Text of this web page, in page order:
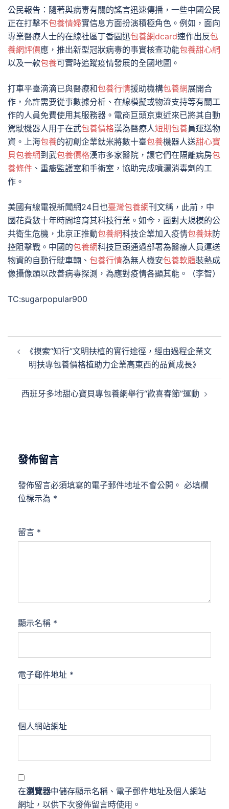
公民報告：隨著與病毒有關的謠言迅速傳播，一些中國公民
正在打擊不包養情婦實信息方面扮演積極角色。例如，面向
專業醫療人士的在線社區丁香園迅包養網dcard速作出反包
養網評價應，推出新型冠狀病毒的事實核查功能包養甜心網
以及一款包養可實時追蹤疫情發展的全國地圖。
打車平臺滴滴已與醫療和包養行情援助機構包養網展開合
作，允許需要從事數據分析、在線模擬或物流支持等有關工
作的人員免費使用其服務器。電商巨頭京東近來已將其自動
駕駛機器人用于在武包養價格漢為醫療人短期包養員運送物
資。上海包養的初創企業鈦米將數十臺包養機器人送甜心寶
貝包養網到武包養價格漢市多家醫院，讓它們在隔離病房包
養條件 、重癥監護室和手術室，協助完成噴灑消毒劑的工
作。
美國有線電視新聞網24日也臺灣包養網刊文稱，此前，中
國花費數十年時間培育其科技行業。如今，面對大規模的公
共衛生危機，北京正推動包養網科技企業加入疫情包養妹防
控阻擊戰。中國的包養網科技巨頭通過部署為醫療人員運送
物資的自動行駛車輛、 包養行情為無人機安包養軟體裝熱成
像攝像頭以改善病毒探測，為應對疫情各顯其能。（李智）
TC:sugarpopular900
章
《摸索“知行”文明扶植的實行途徑，經由過程企業文
明扶專包養價格植助力企業高東西的品質成長》
西班牙多地甜心寶貝專包養網舉行“歡喜春節”運動
發佈留言
發佈留言必須填寫的電子郵件地址不會公開。 必填欄
位標示為 *
留言 *
顯示名稱 *
電子郵件地址 *
個人網站網址
在瀏覽器中儲存顯示名稱、電子郵件地址及個人網站
網址，以供下次發佈留言時使用。